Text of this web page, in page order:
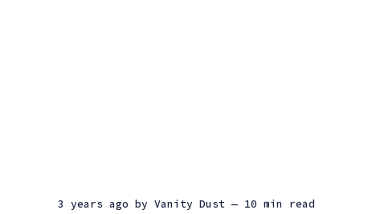
3 years ago by Vanity Dust — 10 min read